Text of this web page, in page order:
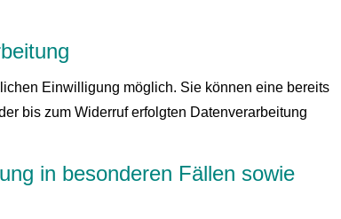
Einwilligung möglich. Sie können eine bereits
bis zum Widerruf erfolgten Datenverarbeitung
in besonderen Fällen sowie